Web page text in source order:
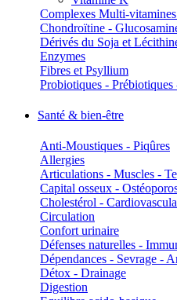
Complexes Multi-
Chondroïtine -
Dérivés du Soja et
Enzymes
Fibres et Psyllium
Probiotiques -
Santé & bien-être
Anti-Moustiques - Piqûres
Allergies
Articulations - Muscles -
Capital osseux -
Cholestérol -
Circulation
Confort urinaire
Défenses naturelles -
Dépendances - Sevrage -
Détox - Drainage
Digestion